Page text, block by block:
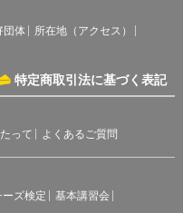
団体
所在地（アクセス）
特定商取引法に基づく表記
って よくあるご質問
ーズ検定
基本講習会